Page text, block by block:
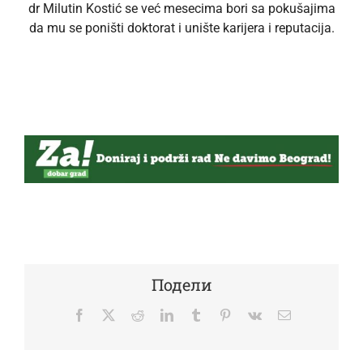
dr Milutin Kostić se već mesecima bori sa pokušajima
da mu se poništi doktorat i unište karijera i reputacija.
Подели
Facebook
TwitterRedditLinkedInTumblr Pinterest
Vk Email